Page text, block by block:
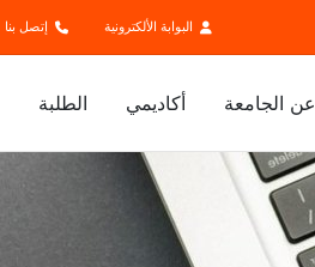
البوابة الألكترونية إتصل بنا
عن الجامعة أكاديمي الطلبة